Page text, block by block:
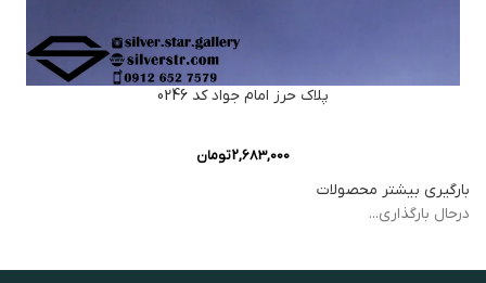
پلاک حرز امام جواد کد 0246
2,683,000تومان
بارگیری بیشتر محصولات
درحال بارگذاری...